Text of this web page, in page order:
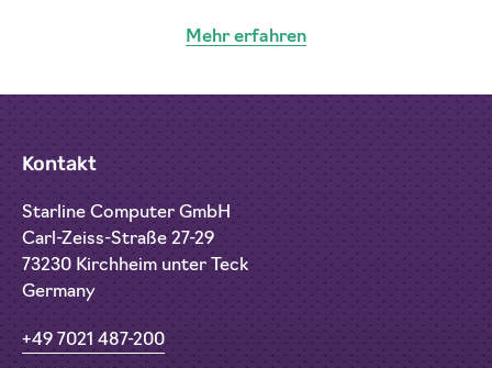
Mehr erfahren
Kontakt
Starline Computer GmbH
Carl-Zeiss-Straße 27-29
73230 Kirchheim unter Teck
Germany
+49 7021 487-200